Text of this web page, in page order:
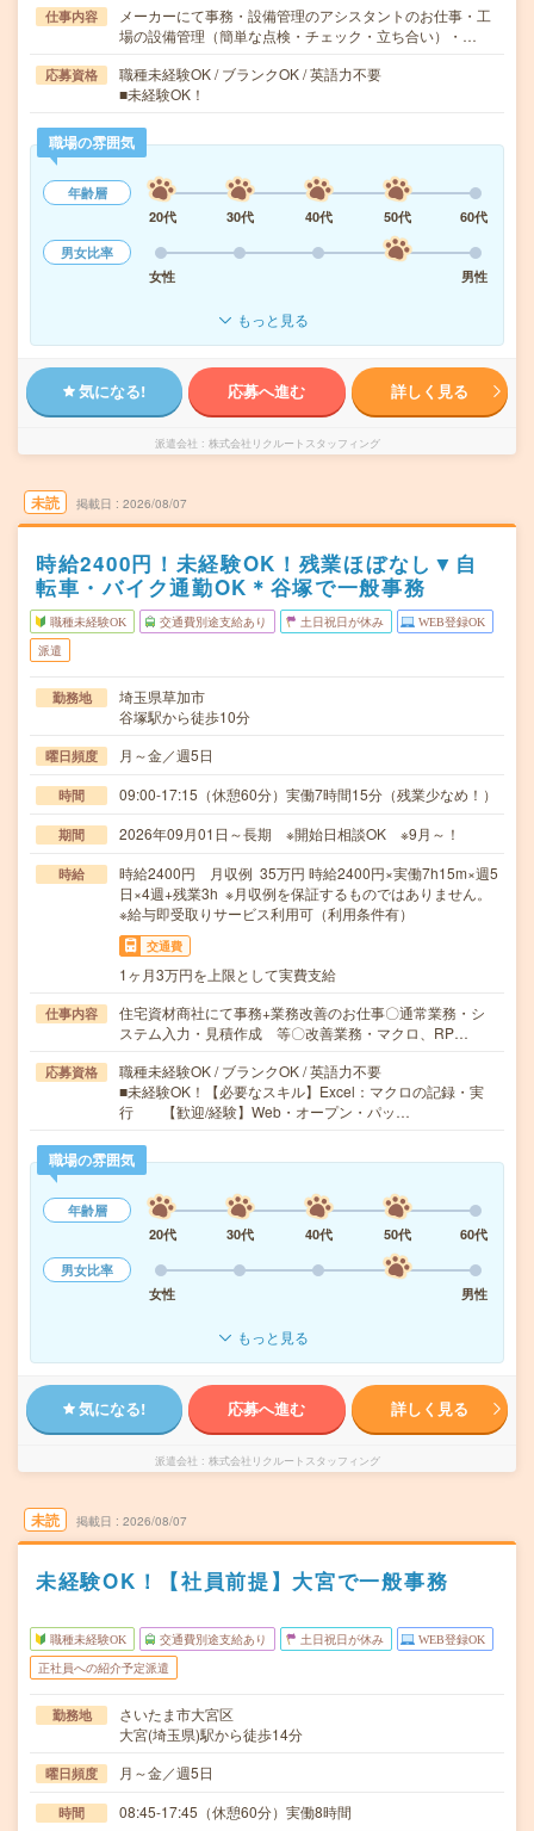
仕事内容
メーカーにて事務・設備管理のアシスタントのお仕事・工
場の設備管理（簡単な点検・チェック・立ち合い）・…
応募資格
職種未経験OK / ブランクOK / 英語力不要
■未経験OK！
職場の雰囲気
年齢層
20代
30代 40代 50代
60代
男女比率
女性
男性
もっと見る
気になる! 応募へ進む 詳しく見る
派遣会社 株式会社リクルートスタッフィング
未読 掲載日 2026/08/07
時給2400円！未経験OK！残業ほぼなし▼自
転車・バイク通勤OK＊谷塚で一般事務
職種未経験OK 交通費別途支給あり 土日祝日が休み WEB登録OK
派遣
勤務地
埼玉県草加市
谷塚駅から徒歩10分
曜日頻度 月～金／週5日
時間 09:00-17:15（休憩60分）実働7時間15分（残業少なめ！）
期間 2026年09月01日～長期 ※開始日相談OK ※9月～！
時給
時給2400円 月収例 35万円 時給2400円×実働7h15m×週5
日×4週+残業3h ※月収例を保証するものではありません。
※給与即受取りサービス利用可（利用条件有）
交通費
1ヶ月3万円を上限として実費支給
仕事内容
住宅資材商社にて事務+業務改善のお仕事〇通常業務・シ
ステム入力・見積作成 等〇改善業務・マクロ、RP…
応募資格
職種未経験OK / ブランクOK / 英語力不要
■未経験OK！【必要なスキル】Excel：マクロの記録・実
行 【歓迎/経験】Web・オープン・パッ…
職場の雰囲気
年齢層
20代
30代 40代 50代
60代
男女比率
女性
男性
もっと見る
気になる! 応募へ進む 詳しく見る
派遣会社 株式会社リクルートスタッフィング
未読 掲載日 2026/08/07
未経験OK！【社員前提】大宮で一般事務
職種未経験OK 交通費別途支給あり 土日祝日が休み WEB登録OK
正社員への紹介予定派遣
勤務地
さいたま市大宮区
大宮(埼玉県)駅から徒歩14分
曜日頻度 月～金／週5日
時間 08:45-17:45（休憩60分）実働8時間